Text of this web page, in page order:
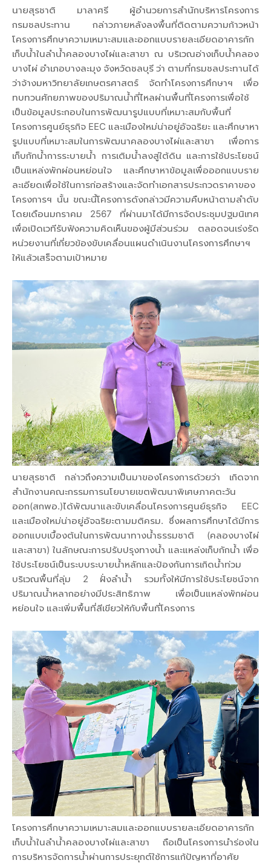
นายสุรชาติ มาลาศรี ผู้อำนวยการสำนักบริหารโครงการ
กรมชลประทาน กล่าวภายหลังลงพื้นที่ติดตามความก้าวหน้า
โครงการศึกษาความเหมาะสมและออกแบบรายละเอียดอาคารกัก
เก็บน้ำในลำน้ำคลองบางไผ่และสาขา ณ บริเวณอ่างเก็บน้ำคลอง
บางไผ่ อำเภอบางละมุง จังหวัดชลบุรี ว่า ตามที่กรมชลประทานได้
ว่าจ้างมหาวิทยาลัยเกษตรศาสตร์ จัดทำโครงการศึกษาฯ เพื่อ
ทบทวนศักยภาพของปริมาณน้ำที่ไหลผ่านพื้นที่โครงการเพื่อใช้
เป็นข้อมูลประกอบในการพัฒนารูปแบบที่เหมาะสมกับพื้นที่
โครงการศูนย์ธุรกิจ EEC และเมืองใหม่น่าอยู่อัจฉริยะ และศึกษาหา
รูปแบบที่เหมาะสมในการพัฒนาคลองบางไผ่และสาขา เพื่อการ
เก็บกักน้ำการระบายน้ำ การเติมน้ำลงสู่ใต้ดิน และการใช้ประโยชน์
เป็นแหล่งพักผ่อนหย่อนใจ และศึกษาหาข้อมูลเพื่อออกแบบราย
ละเอียดเพื่อใช้ในการก่อสร้างและจัดทำเอกสารประกวดราคาของ
โครงการฯ นั้น ขณะนี้โครงการดังกล่าวมีความคืบหน้าตามลำดับ
โดยเดือนมกราคม 2567 ที่ผ่านมาได้มีการจัดประชุมปฐมนิเทศ
เพื่อเปิดเวทีรับฟังความคิดเห็นของผู้มีส่วนร่วม ตลอดจนเร่งรัด
หน่วยงานที่เกี่ยวข้องขับเคลื่อนแผนดำเนินงานโครงการศึกษาฯ
ให้แล้วเสร็จตามเป้าหมาย
นายสุรชาติ กล่าวถึงความเป็นมาของโครงการด้วยว่า เกิดจาก
สำนักงานคณะกรรมการนโยบายเขตพัฒนาพิเศษภาคตะวัน
ออก(สกพอ.)ได้พัฒนาและขับเคลื่อนโครงการศูนย์ธุรกิจ EEC
และเมืองใหม่น่าอยู่อัจฉริยะตามมติครม. ซึ่งผลการศึกษาได้มีการ
ออกแบบเบื้องต้นในการพัฒนาทางน้ำธรรมชาติ (คลองบางไผ่
และสาขา) ในลักษณะการปรับปรุงทางน้ำ และแหล่งเก็บกักน้ำ เพื่อ
ใช้ประโยชน์เป็นระบบระบายน้ำหลักและป้องกันการเกิดน้ำท่วม
บริเวณพื้นที่ลุ่ม 2 ฝั่งลำน้ำ รวมทั้งให้มีการใช้ประโยชน์จาก
ปริมาณน้ำหลากอย่างมีประสิทธิภาพ เพื่อเป็นแหล่งพักผ่อน
หย่อนใจ และเพิ่มพื้นที่สีเขียวให้กับพื้นที่โครงการ
โครงการศึกษาความเหมาะสมและออกแบบรายละเอียดอาคารกัก
เก็บน้ำในลำน้ำคลองบางไผ่และสาขา ถือเป็นโครงการนำร่องใน
การบริหารจัดการน้ำผ่านการประยุกต์ใช้การแก้ปัญหาที่อาศัย